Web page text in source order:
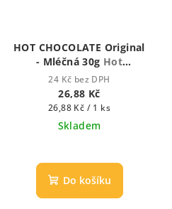
HOT CHOCOLATE Original
- Mléčná 30g Hot
Chocolate - Houstnoucí
krémová čokoláda
24 Kč bez DPH
26,88 Kč
Měrná
cena:
26,88 Kč / 1 ks
Skladem
hodnocení
produktu
Do košíku